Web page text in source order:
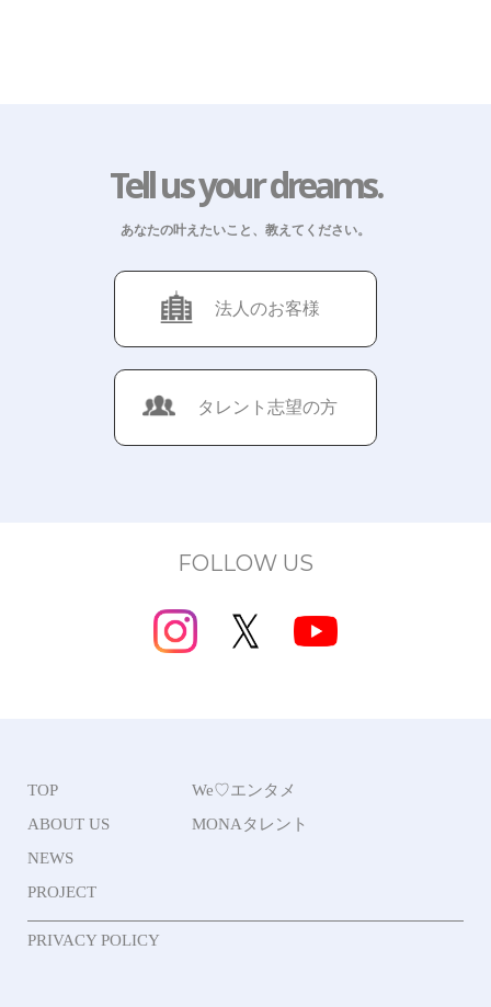
Tell us your dreams.
あなたの叶えたいこと、教えてください。
法人のお客様
タレント志望の方
FOLLOW US
TOP
ABOUT US
NEWS
PROJECT
We♡エンタメ
MONAタレント
PRIVACY POLICY